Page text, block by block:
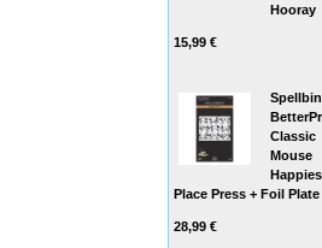
Hooray
15,99 €
Classic
Mouse
Place Press + Foil Plate
28,99 €